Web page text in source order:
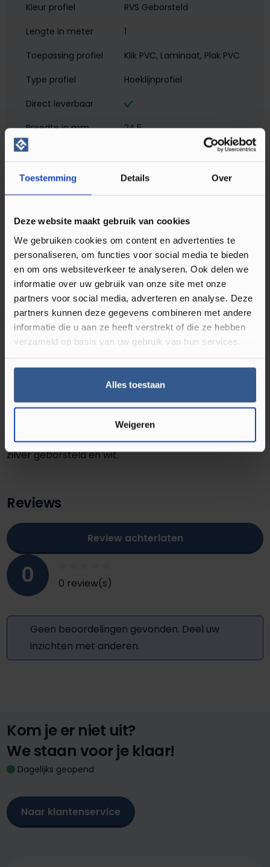
Toestemming Details Over
Deze website maakt gebruik van cookies
We gebruiken cookies om content en advertenties te
personaliseren, om functies voor social media te bieden
en om ons websiteverkeer te analyseren. Ook delen we
informatie over uw gebruik van onze site met onze
partners voor social media, adverteren en analyse. Deze
partners kunnen deze gegevens combineren met andere
informatie die u aan ze heeft verstrekt of die ze hebben
verzameld op basis van uw gebruik van hun services.
Alles toestaan
Weigeren
Kleur profiel
RVS Geborsteld
Lengte in meter
1
Toepassing profiel
Klik PVC, Laminaat, Plak PVC
Type profiel
Hoeklijnprofiel
Direct leverbaar
Breedte in mm
24,5
Hoogte in mm
Materiaal
Geanodiseerd aluminium
Matlook
Profielen
Soort profiel
Klik PVC, Laminaat, Plak PVC
Omschrijving Hoeklijnprofiel 10 mm 1m
RVS Geborsteld 69107
Maak je laminaatvloer af met een 10 mm aluminium
hoekprofiel. Hoekprofielen zijn in verschillende
hoogtes verkrijgbaar namelijk 4 mm, 10 mm, 17 mm en
20 mm. Dit profiel is verkrijgbaar in acht verschillende
kleuren: RVS, brons, zilver, RVS geborsteld, zwart, goud,
zilver geborsteld en wit.
Reviews
0 0 review(s)
Review achterlaten
Geen beoordelingen gevonden. Deel uw
inzichten met anderen.
Kom je er niet uit?
We staan voor je klaar!
Dagelijks geopend
Naar klantenservice